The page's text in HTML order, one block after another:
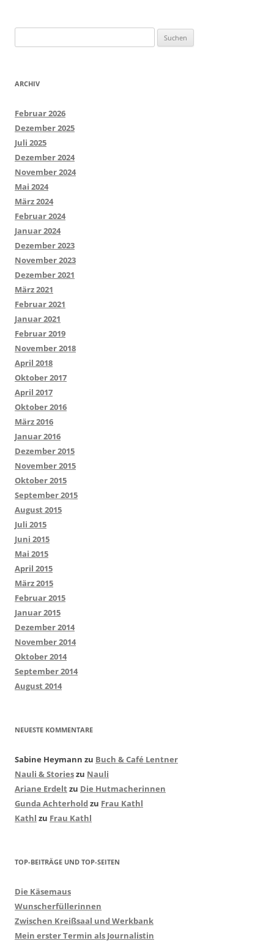
nach:
ARCHIV
Februar 2026
Dezember 2025
Juli 2025
Dezember 2024
November 2024
Mai 2024
März 2024
Februar 2024
Januar 2024
Dezember 2023
November 2023
Dezember 2021
März 2021
Februar 2021
Januar 2021
Februar 2019
November 2018
April 2018
Oktober 2017
April 2017
Oktober 2016
März 2016
Januar 2016
Dezember 2015
November 2015
Oktober 2015
September 2015
August 2015
Juli 2015
Juni 2015
Mai 2015
April 2015
März 2015
Februar 2015
Januar 2015
Dezember 2014
November 2014
Oktober 2014
September 2014
August 2014
NEUESTE KOMMENTARE
Sabine Heymann zu Buch & Café Lentner
Nauli & Storieszu Nauli
Ariane Erdelt zu Die Hutmacherinnen
Gunda Achterholdzu Frau Kathl
Kathl zu Frau Kathl
TOP-BEITRÄGE UND TOP-SEITEN
Die Käsemaus
Wunscherfüllerinnen
Zwischen Kreißsaal und Werkbank
Mein erster Termin als Journalistin